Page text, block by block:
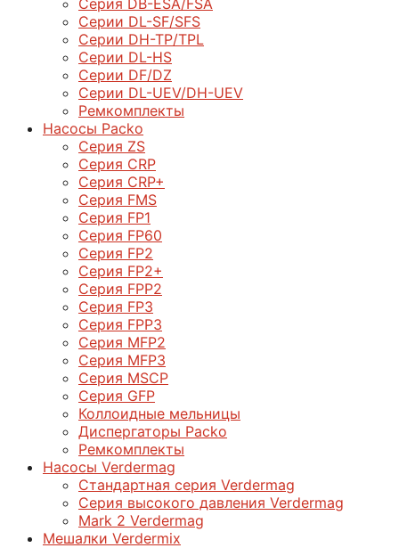
Серии DL-SF/SFS
Серии DН-ТP/ТPL
Серии DL-HS
Серии DF/DZ
Серии DL-UEV/DH-UEV
Ремкомплекты
Насосы Packo
Серия ZS
Серия CRP
Серия CRP+
Серия FMS
Серия FP1
Серия FP60
Серия FP2
Серия FP2+
Серия FPP2
Серия FP3
Серия FPP3
Серия МFP2
Серия МFP3
Серия MSCP
Серия GFP
Коллоидные мельницы
Диспергаторы Packo
Ремкомплекты
Насосы Verdermag
Стандартная серия Verdermag
Серия высокого давления Verdermag
Mark 2 Verdermag
Мешалки Verdermix